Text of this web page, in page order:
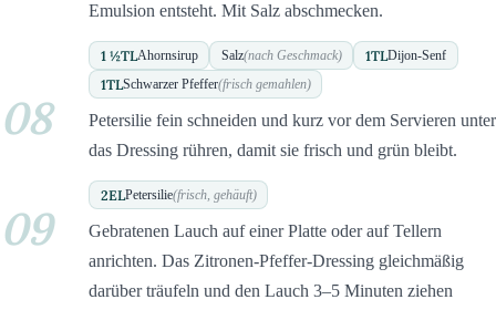
Emulsion entsteht. Mit Salz abschmecken.
1 ½TLAhornsirup Salz(nach Geschmack) 1TLDijon-Senf
1TLSchwarzer Pfeffer(frisch gemahlen)
08
Petersilie fein schneiden und kurz vor dem Servieren unter
das Dressing rühren, damit sie frisch und grün bleibt.
2ELPetersilie(frisch, gehäuft)
09
Gebratenen Lauch auf einer Platte oder auf Tellern
anrichten. Das Zitronen-Pfeffer-Dressing gleichmäßig
darüber träufeln und den Lauch 3–5 Minuten ziehen